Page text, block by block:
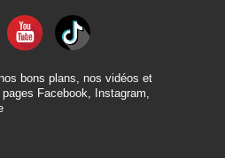
bons plans, nos vidéos et
Facebook, Instagram,